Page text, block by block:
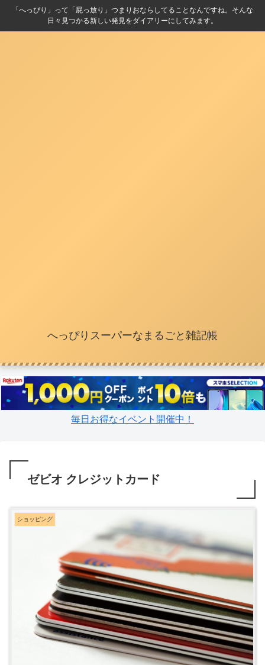
「へっぴり」って「屁っ放り」つまりおならしてることなんですね。そんな
日々見つかる新しい発見をダイアリーにしてみます。
へっぴりスーパーなまるごと雑記帳
毎日お得なイベント開催中！
ゼビオ クレジットカード
ショッピング